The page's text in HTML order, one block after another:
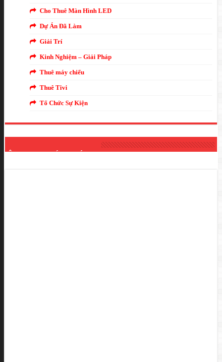
Cho Thuê Màn Hình LED
Dự Án Đã Làm
Giải Trí
Kinh Nghiệm – Giải Pháp
Thuê máy chiếu
Thuê Tivi
Tổ Chức Sự Kiện
ÂM THANH ÁNH SÁNG